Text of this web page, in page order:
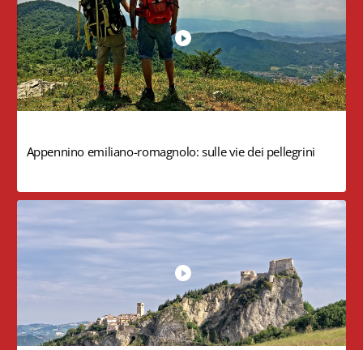
Appennino emiliano-romagnolo: sulle vie dei pellegrini